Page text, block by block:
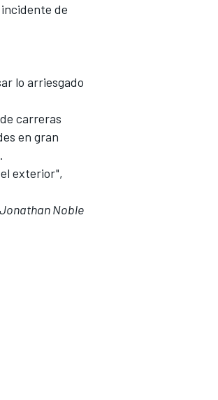
de
lo arriesgado
carreras
en gran
exterior",
Noble